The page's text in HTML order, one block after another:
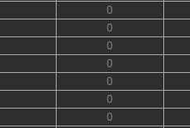
0
0
0
0
0
0
0